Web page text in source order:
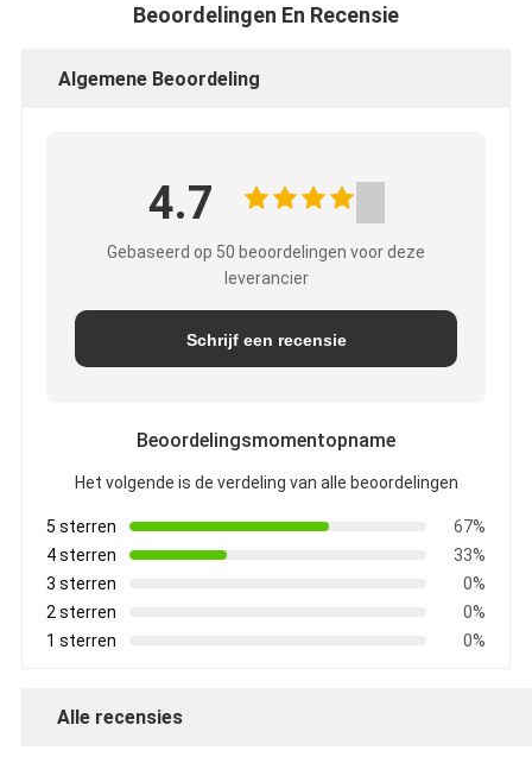
Beoordelingen En Recensie
Algemene Beoordeling
4.7
Gebaseerd op 50 beoordelingen voor deze
leverancier
Schrijf een recensie
Beoordelingsmomentopname
Het volgende is de verdeling van alle beoordelingen
5 sterren
67%
4 sterren
33%
3 sterren
0%
2 sterren
0%
1 sterren
0%
Alle recensies